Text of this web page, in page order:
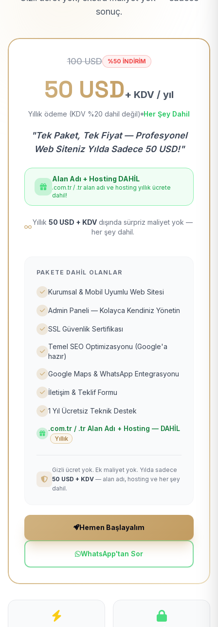
sonuç.
100 USD %50 İNDİRİM
50 USD+ KDV / yıl
Yıllık ödeme (KDV %20 dahil değil) Her Şey Dahil
"Tek Paket, Tek Fiyat — Profesyonel
Web Siteniz Yılda Sadece 50 USD!"
Alan Adı + Hosting DAHİL
.com.tr / .tr alan adı ve hosting yıllık ücrete
dahil!
Yıllık 50 USD + KDV dışında sürpriz maliyet yok —
her şey dahil.
PAKETE DAHIL OLANLAR
Kurumsal & Mobil Uyumlu Web Sitesi
Admin Paneli — Kolayca Kendiniz Yönetin
SSL Güvenlik Sertifikası
Temel SEO Optimizasyonu (Google'a
hazır)
Google Maps & WhatsApp Entegrasyonu
İletişim & Teklif Formu
1 Yıl Ücretsiz Teknik Destek
.com.tr / .tr Alan Adı + Hosting — DAHİL
Yıllık
Gizli ücret yok. Ek maliyet yok. Yılda sadece
50 USD + KDV — alan adı, hosting ve her şey
dahil.
Hemen Başlayalım
WhatsApp'tan Sor